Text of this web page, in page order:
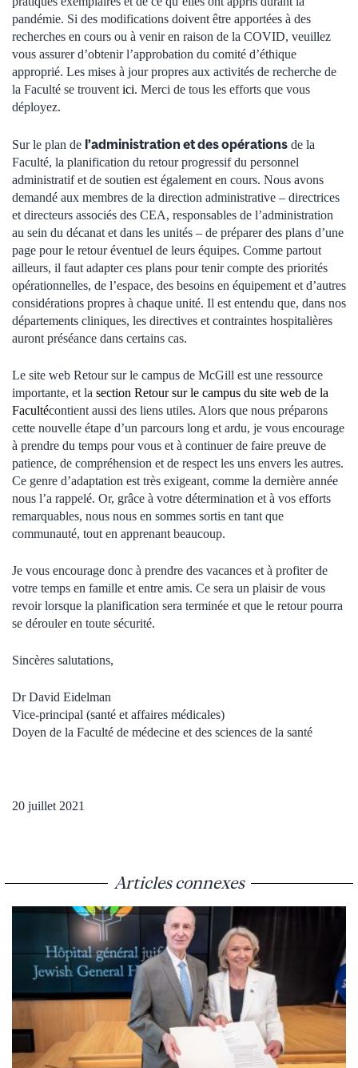
pandémie. Si des modifications doivent être apportées à des
recherches en cours ou à venir en raison de la COVID, veuillez
vous assurer d’obtenir l’approbation du comité d’éthique
approprié. Les mises à jour propres aux activités de recherche de
la Faculté se trouvent ici. Merci de tous les efforts que vous
déployez.
Sur le plan de l’administration et des opérations de la
Faculté, la planification du retour progressif du personnel
administratif et de soutien est également en cours. Nous avons
demandé aux membres de la direction administrative – directrices
et directeurs associés des CEA, responsables de l’administration
au sein du décanat et dans les unités – de préparer des plans d’une
page pour le retour éventuel de leurs équipes. Comme partout
ailleurs, il faut adapter ces plans pour tenir compte des priorités
opérationnelles, de l’espace, des besoins en équipement et d’autres
considérations propres à chaque unité. Il est entendu que, dans nos
départements cliniques, les directives et contraintes hospitalières
auront préséance dans certains cas.
Le site web Retour sur le campus de McGill est une ressource
importante, et la section Retour sur le campus du site web de la
Facultécontient aussi des liens utiles. Alors que nous préparons
cette nouvelle étape d’un parcours long et ardu, je vous encourage
à prendre du temps pour vous et à continuer de faire preuve de
patience, de compréhension et de respect les uns envers les autres.
Ce genre d’adaptation est très exigeant, comme la dernière année
nous l’a rappelé. Or, grâce à votre détermination et à vos efforts
remarquables, nous nous en sommes sortis en tant que
communauté, tout en apprenant beaucoup.
Je vous encourage donc à prendre des vacances et à profiter de
votre temps en famille et entre amis. Ce sera un plaisir de vous
revoir lorsque la planification sera terminée et que le retour pourra
se dérouler en toute sécurité.
Sincères salutations,
Dr David Eidelman
Vice-principal (santé et affaires médicales)
Doyen de la Faculté de médecine et des sciences de la santé
20 juillet 2021
Articles connexes